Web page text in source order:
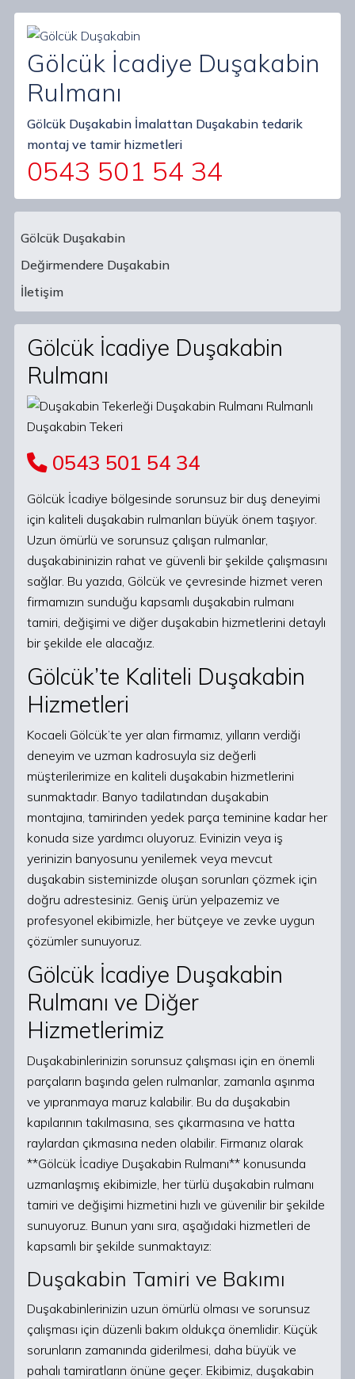
Gölcük İcadiye Duşakabin
Rulmanı
Gölcük Duşakabin İmalattan Duşakabin tedarik
montaj ve tamir hizmetleri
0543 501 54 34
Main Navigation
Gölcük Duşakabin
Değirmendere Duşakabin
İletişim
Gölcük İcadiye Duşakabin
Rulmanı
0543 501 54 34
Gölcük İcadiye bölgesinde sorunsuz bir duş deneyimi
için kaliteli duşakabin rulmanları büyük önem taşıyor.
Uzun ömürlü ve sorunsuz çalışan rulmanlar,
duşakabininizin rahat ve güvenli bir şekilde çalışmasını
sağlar. Bu yazıda, Gölcük ve çevresinde hizmet veren
firmamızın sunduğu kapsamlı duşakabin rulmanı
tamiri, değişimi ve diğer duşakabin hizmetlerini detaylı
bir şekilde ele alacağız.
Gölcük’te Kaliteli Duşakabin
Hizmetleri
Kocaeli Gölcük’te yer alan firmamız, yılların verdiği
deneyim ve uzman kadrosuyla siz değerli
müşterilerimize en kaliteli duşakabin hizmetlerini
sunmaktadır. Banyo tadilatından duşakabin
montajına, tamirinden yedek parça teminine kadar her
konuda size yardımcı oluyoruz. Evinizin veya iş
yerinizin banyosunu yenilemek veya mevcut
duşakabin sisteminizde oluşan sorunları çözmek için
doğru adrestesiniz. Geniş ürün yelpazemiz ve
profesyonel ekibimizle, her bütçeye ve zevke uygun
çözümler sunuyoruz.
Gölcük İcadiye Duşakabin
Rulmanı ve Diğer
Hizmetlerimiz
Duşakabinlerinizin sorunsuz çalışması için en önemli
parçaların başında gelen rulmanlar, zamanla aşınma
ve yıpranmaya maruz kalabilir. Bu da duşakabin
kapılarının takılmasına, ses çıkarmasına ve hatta
raylardan çıkmasına neden olabilir. Firmanız olarak
**Gölcük İcadiye Duşakabin Rulmanı** konusunda
uzmanlaşmış ekibimizle, her türlü duşakabin rulmanı
tamiri ve değişimi hizmetini hızlı ve güvenilir bir şekilde
sunuyoruz. Bunun yanı sıra, aşağıdaki hizmetleri de
kapsamlı bir şekilde sunmaktayız:
Duşakabin Tamiri ve Bakımı
Duşakabinlerinizin uzun ömürlü olması ve sorunsuz
çalışması için düzenli bakım oldukça önemlidir. Küçük
sorunların zamanında giderilmesi, daha büyük ve
pahalı tamiratların önüne geçer. Ekibimiz, duşakabin